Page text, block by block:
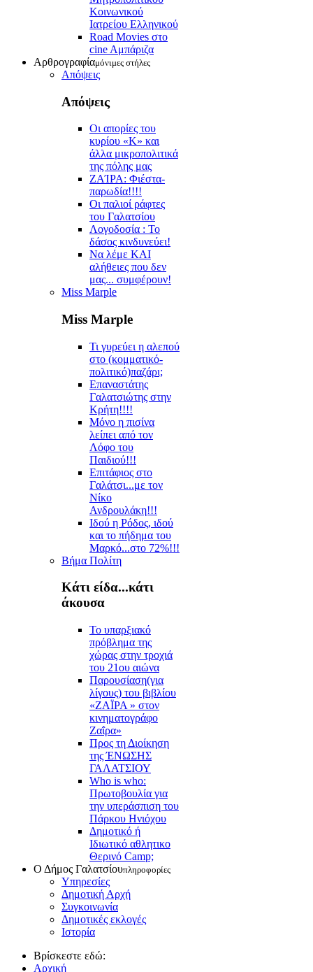
Κοινωνικού
Ιατρείου Ελληνικού
Road Movies στο
cine Aμπάριζα
Αρθρογραφίαμόνιμες στήλες
Απόψεις
Απόψεις
Οι απορίες του
κυρίου «Κ» και
άλλα μικροπολιτικά
της πόλης μας
ZAΊΡΑ: Φιέστα-
παρωδία!!!!
Οι παλιοί ράφτες
του Γαλατσίου
Λογοδοσία : Το
δάσος κινδυνεύει!
Να λέμε ΚΑΙ
αλήθειες που δεν
μας... συμφέρουν!
Miss Marple
Miss Marple
Τι γυρεύει η αλεπού
στο (κομματικό-
πολιτικό)παζάρι;
Επαναστάτης
Γαλατσιώτης στην
Κρήτη!!!!
Μόνο η πισίνα
λείπει από τον
Λόφο του
Παιδιού!!!
Επιτάφιος στο
Γαλάτσι...με τον
Νίκο
Ανδρουλάκη!!!
Ιδού η Ρόδος, ιδού
και το πήδημα του
Μαρκό...στο 72%!!!
Βήμα Πολίτη
Κάτι είδα...κάτι
άκουσα
Το υπαρξιακό
πρόβλημα της
χώρας στην τροχιά
του 21ου αιώνα
Παρουσίαση(για
λίγους) του βιβλίου
«ΖΑΪΡΑ » στον
κινηματογράφο
Ζαΐρα»
Προς τη Διοίκηση
της ΈΝΩΣΗΣ
ΓΑΛΑΤΣΙΟΥ
Who is who:
Πρωτοβουλία για
την υπεράσπιση του
Πάρκου Ηνιόχου
Δημοτικό ή
Ιδιωτικό αθλητικο
Θερινό Camp;
Ο Δήμος Γαλατσίουπληροφορίες
Υπηρεσίες
Δημοτική Αρχή
Συγκοινωνία
Δημοτικές εκλογές
Ιστορία
Βρίσκεστε εδώ:
Αρχική